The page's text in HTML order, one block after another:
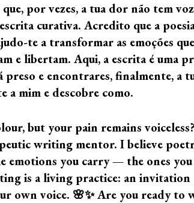
por vezes, a tua dor não tem
curativa. Acredito que a
te a transformar as emoções
e libertam. Aqui, a escrita é uma
preso e encontrares, finalmente, a
a mim e descobre como.
but your pain remains
writing mentor. I believe
you carry — the ones
is a living practice: an
own voice. 🌸✨ Are you ready to